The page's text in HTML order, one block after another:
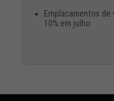
Emplacamentos
10% em julho